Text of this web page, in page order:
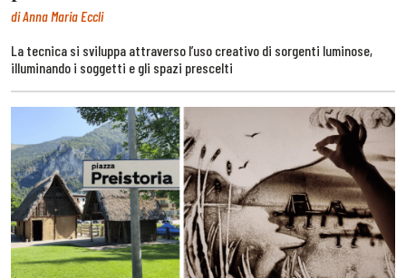
di Anna Maria Eccli
La tecnica si sviluppa attraverso l’uso creativo di sorgenti luminose,
illuminando i soggetti e gli spazi prescelti